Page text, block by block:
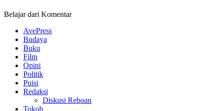
Belajar dari Komentar
AvePress
Budaya
Buku
Film
Opini
Politik
Puisi
Redaksi
Diskusi Reboan
Tokoh